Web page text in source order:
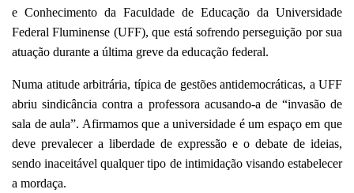
e Conhecimento da Faculdade de Educação da Universidade
Federal Fluminense (UFF), que está sofrendo perseguição por sua
atuação durante a última greve da educação federal.
Numa atitude arbitrária, típica de gestões antidemocráticas, a UFF
abriu sindicância contra a professora acusando-a de “invasão de
sala de aula”. Afirmamos que a universidade é um espaço em que
deve prevalecer a liberdade de expressão e o debate de ideias,
sendo inaceitável qualquer tipo de intimidação visando estabelecer
a mordaça.